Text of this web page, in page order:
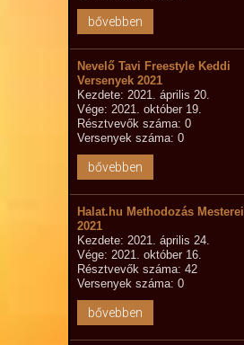
bővebben
Nevelő Tavi Freestyle Keddi
Versenyek 2021
Kezdete: 2021. április 20.
Vége: 2021. október 19.
Résztvevők száma: 0
Versenyek száma: 0
bővebben
Halat.hu Methodozás Mesterei
2021
Kezdete: 2021. április 24.
Vége: 2021. október 16.
Résztvevők száma: 42
Versenyek száma: 0
bővebben